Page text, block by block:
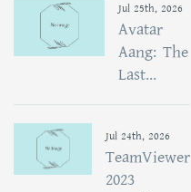
Jul 25th, 2026
Avatar
Aang: The
Last...
Jul 24th, 2026
TeamViewer
2023